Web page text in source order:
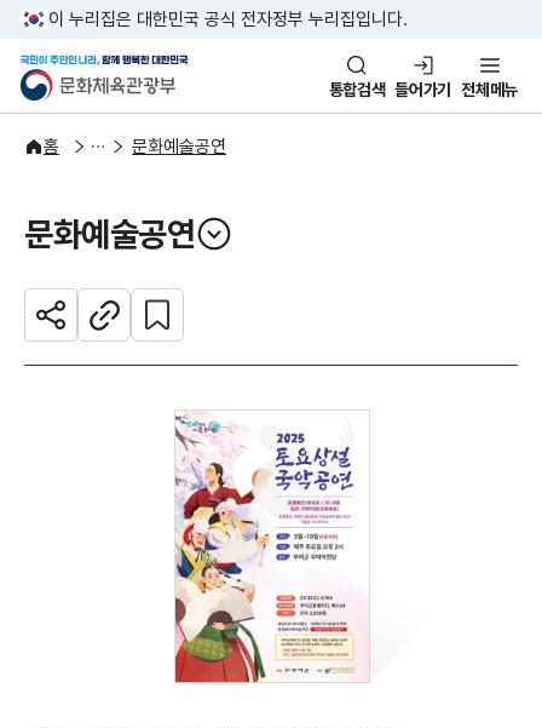
본문 바로가기
주메뉴 바로가기
이 누리집은 대한민국 공식 전자정부 누리집입니다.
문화체육관광부
국민이 주인인 나라, 함께 행복
통합검색 들어가기 전체메뉴
홈
문화광장 문화예술공연
문화예술공연
열기
공유하기주소복사
관심 콘텐츠 설정하기